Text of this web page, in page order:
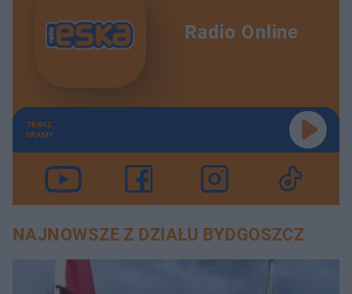
Radio Online
TERAZ
GRAMY
NAJNOWSZE Z DZIAŁU BYDGOSZCZ